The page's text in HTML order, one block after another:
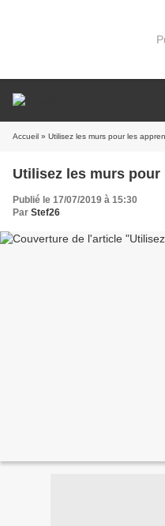
Accueil » Utilisez les murs pour les
Utilisez les murs
Publié le 17/07/2019 à 15:30
Par Stef26